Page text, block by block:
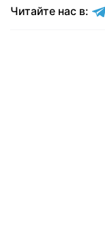
Читайте нас в: